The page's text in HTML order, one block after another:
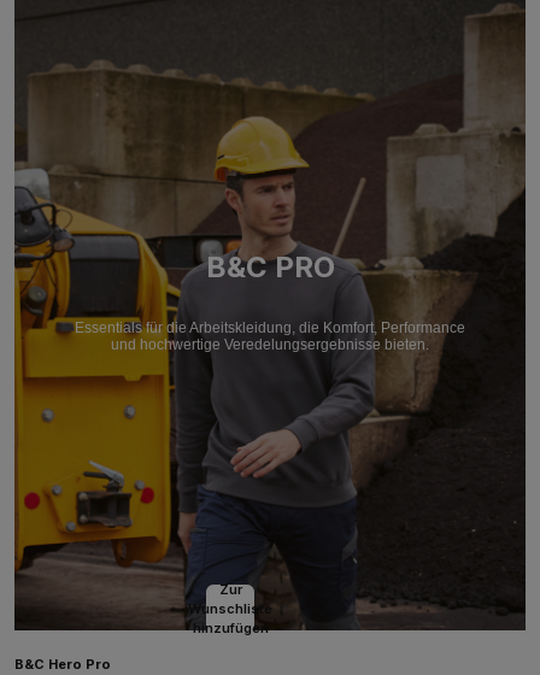
B&C PRO
Essentials für die Arbeitskleidung, die Komfort, Performance
und hochwertige Veredelungsergebnisse bieten.
Zur
Wunschliste
hinzufügen
B&C Hero Pro